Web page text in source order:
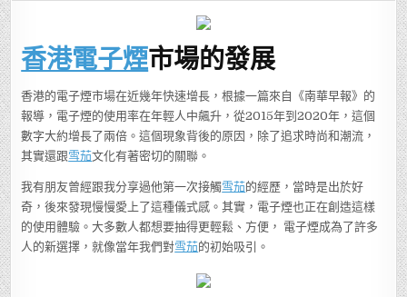
的
秘
密，
你
真
嗎？
香港電子煙市場的發展
香港的電子煙市場在近幾年快速增長，根據一篇來自《南華早報》的
報導，電子煙的使用率在年輕人中飆升，從2015年到2020年，這個
數字大約增長了兩倍。這個現象背後的原因，除了追求時尚和潮流，
其實還跟雪茄文化有著密切的關聯。
我有朋友曾經跟我分享過他第一次接觸雪茄的經歷，當時是出於好
奇，後來發現慢慢愛上了這種儀式感。其實，電子煙也正在創造這樣
的使用體驗。大多數人都想要抽得更輕鬆、方便， 電子煙成為了許多
人的新選擇，就像當年我們對雪茄的初始吸引。